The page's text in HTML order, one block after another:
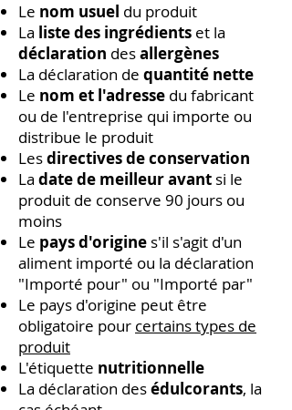
Le nom usuel du produit
La liste des ingrédients et la
déclaration desallergènes
La déclaration de quantité nette
Le nom et l'adresse du fabricant
ou de l'entreprise qui importe ou
distribue le produit
Lesdirectives de conservation
La date de meilleur avant si le
produit de conserve 90 jours ou
moins
Le pays d'origine s'il s'agit d'un
aliment importé ou la déclaration
"Importé pour" ou "Importé par"
Le pays d'origine peut être
obligatoire pour certains types de
produit
L'étiquette nutritionnelle
La déclaration desédulcorants, la